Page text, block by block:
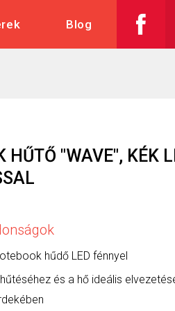
Blog
HŰTŐ "WAVE", KÉK
hűdő LED fénnyel
és a hő ideális